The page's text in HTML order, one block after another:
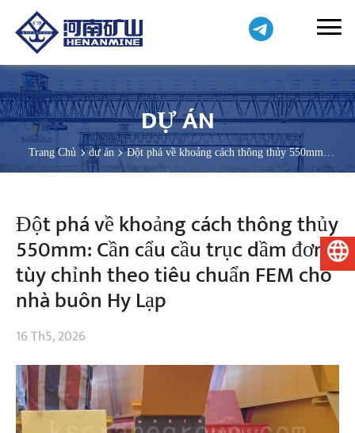
DỰ ÁN
Trang Chủ dự án
Đột phá về khoảng cách thông thủy 550mm:
Cần cẩu cầu trục dầm đơn tùy chỉnh theo tiêu chuẩn FEM cho nhà
Đột phá về khoảng cách thông thủy
550mm: Cần cẩu cầu trục dầm đơn
tùy chỉnh theo tiêu chuẩn FEM cho
nhà buôn Hy Lạp
16 Th5, 2026
Tiếng Việt